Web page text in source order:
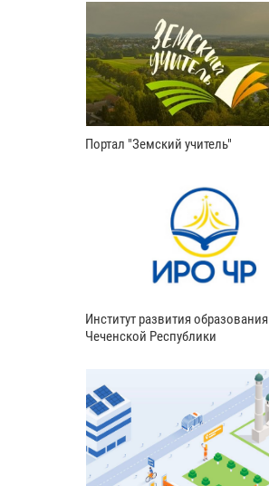
Портал "Земский учитель"
Институт развития образования
Чеченской Республики